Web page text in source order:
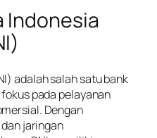
Indonesia
adalah salah satu bank
pada pelayanan
Dengan
jaringan